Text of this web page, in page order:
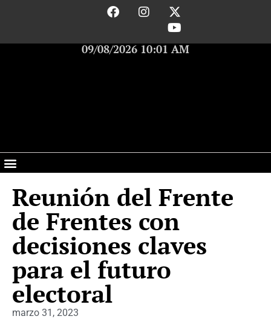
09/08/2026 10:01 AM
Reunión del Frente
de Frentes con
decisiones claves
para el futuro
electoral
marzo 31, 2023